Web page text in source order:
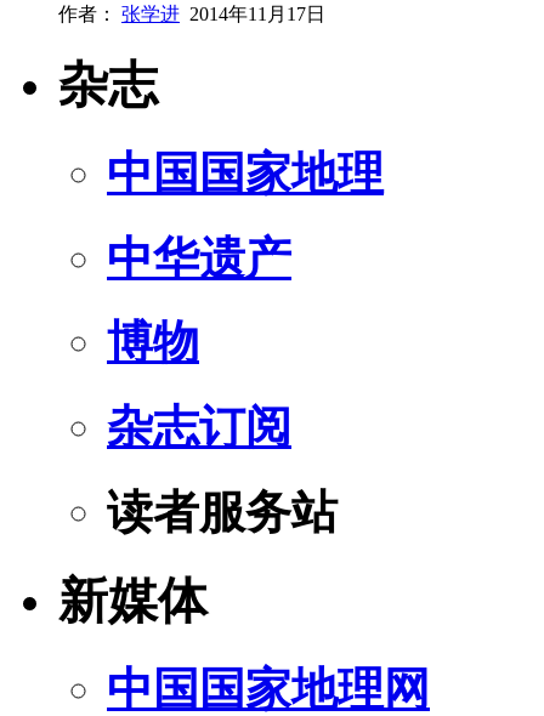
作者： 张学进 2014年11月17日
杂志
中国国家地理
中华遗产
博物
杂志订阅
读者服务站
新媒体
中国国家地理网